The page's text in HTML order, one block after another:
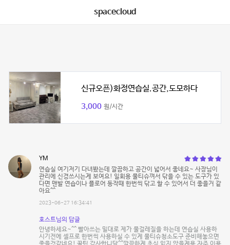
spacecloud
신규오픈)화정연습실.공간,도모하다
3,000 원/시간
YM
연습실 여기저기 다녀봤는데 깔끔하고 공간이 넓어서 좋네요~ 사장님이
관리에 신경쓰시는게 보여요! 일회용 물티슈껴서 닦을 수 있는 도구가 있
다면 맨발 연습이나 플로어 동작때 한번씩 닦고 할 수 있어서 더 좋을거 같
아요^^
2023-06-27 16:34:41
호스트님의 답글
안녕하세요~^^ 빨아쓰는 밀대로 제가 물걸레질을 하는데 연습실 사용하
시기전에 셀프로 한번씩 사용하실 수 있게 물티슈청소도구 준비해놓으면